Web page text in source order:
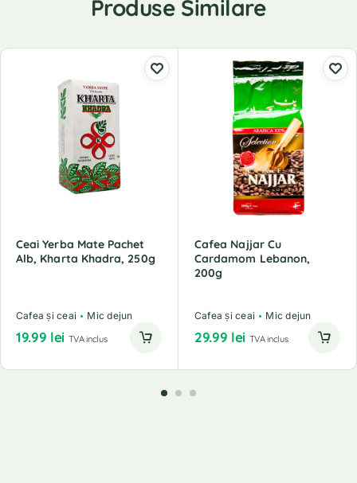
Produse Similare
Ceai Yerba Mate Pachet
Alb, Kharta Khadra, 250g
Cafea și ceai Mic dejun
19.99 lei TVA inclus
Cafea Najjar Cu
Cardamom Lebanon,
200g
Cafea și ceai Mic dejun
29.99 lei TVA inclus